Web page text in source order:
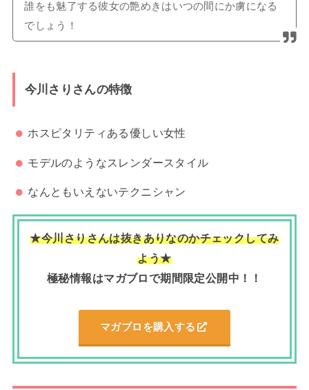
誰をも魅了する彼女の艶めきはいつの間にか虜になる
でしょう！
今川さりさんの特徴
ホスピタリティある優しい女性
モデルのようなスレンダースタイル
なんともいえないテクニシャン
★今川さりさんは抜きありなのかチェックしてみ
よう★
極秘情報はマガブロで期間限定公開中！！
マガブロを購入する